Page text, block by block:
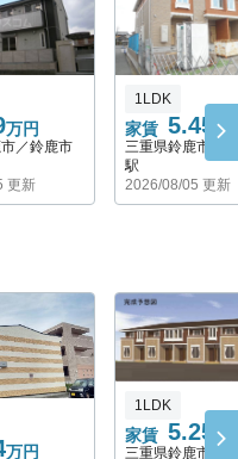
万円
／鈴鹿市
更新
家賃 5.45 万
1LDK
三重県鈴鹿市／
駅
2026/08/05 更新
万円
家賃 5.25 万
1LDK
三重県鈴鹿市／